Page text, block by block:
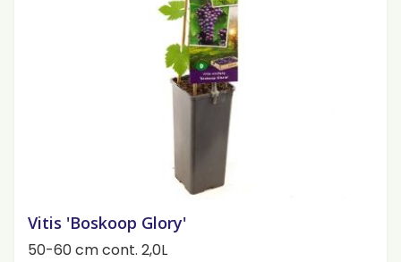
Vitis 'Boskoop Glory'
50-60 cm cont. 2,0L